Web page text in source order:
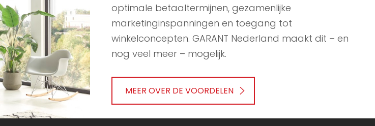
optimale betaaltermijnen, gezamenlijke
marketinginspanningen en toegang tot
winkelconcepten. GARANT Nederland maakt dit – en
nog veel meer – mogelijk.
MEER OVER DE VOORDELEN